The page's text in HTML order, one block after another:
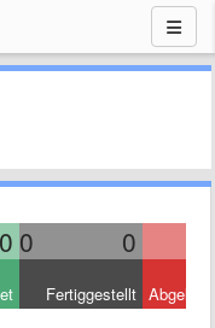
0 0 0
Fertiggestellt